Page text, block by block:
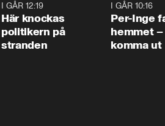
I GÅR 12:19
Här knockas
politikern på
stranden
I GÅR 10:16
Per-Inge
hemmet
komma ut